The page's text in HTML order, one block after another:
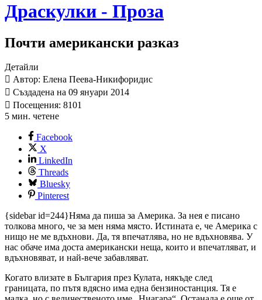
Драскулки - Проза
Почти американски разказ
Детайли
Автор: Елена Пеева-Никифоридис
Създадена на 09 януари 2014
Посещения: 8101
5 мин. четене
Facebook
X
LinkedIn
Threads
Bluesky
Pinterest
{sidebar id=244}Няма да пиша за Америка. За нея е писано
толкова много, че за мен няма място. Истината е, че Америка с
нищо не ме вдъхнови. Да, тя впечатлява, но не вдъхновява. У
нас обаче има доста американски неща, които и впечатляват, и
вдъхновяват, и най-вече забавляват.
Когато влизате в България през Кулата, някъде след
границата, по пътя вдясно има една бензиностанция. Тя е